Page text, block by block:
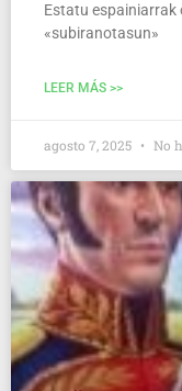
Esta­tu
«subira­no­ta­sun»
LEER MÁS >>
agosto 7, 2025 No